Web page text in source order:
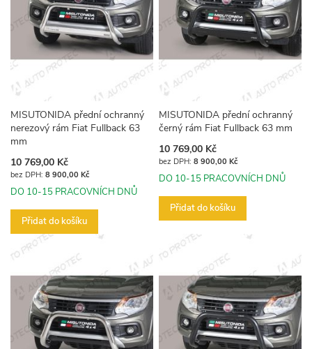
MISUTONIDA přední ochranný
nerezový rám Fiat Fullback 63
mm
10 769,00 Kč
8 900,00 Kč
DO 10-15 PRACOVNÍCH DNŮ
Přidat do košíku
MISUTONIDA přední ochranný
černý rám Fiat Fullback 63 mm
10 769,00 Kč
8 900,00 Kč
DO 10-15 PRACOVNÍCH DNŮ
Přidat do košíku